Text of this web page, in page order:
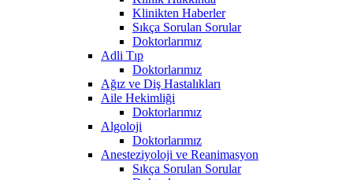
Klinikten Haberler
Sıkça Sorulan Sorular
Doktorlarımız
Adli Tıp
Doktorlarımız
Ağız ve Diş Hastalıkları
Aile Hekimliği
Doktorlarımız
Algoloji
Doktorlarımız
Anesteziyoloji ve Reanimasyon
Sıkça Sorulan Sorular